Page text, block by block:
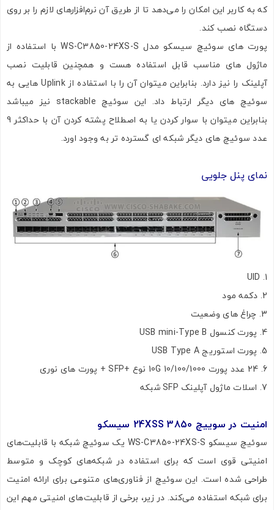
که به کاربر این امکان را می‌دهد تا از طریق آن نرم‌افزارهای لازم را بر روی
دستگاه نصب کند.
پورت های سوئیچ سیسکو مدل WS-C3850-24XS-S با استفاده از
ماژول های مناسب قابل استفاده هست و همچنین قابلیت نصب
آپلینک را نیز دارد. بنابراین میتوان آن را با استفاده از Uplink هایی به
سوئیچ های دیگر ارتباط داد. این سوئیچ stackable نیز میباشد
بنابراین میتوان با سوار کردن یا به اصطلاح پشته کردن آن با حداکثر 9
عدد سوئیچ های دیگر شبکه ای گسترده تر به وجود اورد.
نمای پنل جلویی
UID
دکمه مود
چراغ های وضعیت
پورت کنسول USB mini-Type B
پورت استوریج USB Type A
24 عدد پورت 10/100/1000 10G نوع +SFP + پورت های نوری
اسلات ماژول آپلینک SFP شبکه
امنیت در سوییچ 3850 24XSS سیسکو
سوئیچ سیسکو WS-C3850-24XS-S یک سوئیچ شبکه با قابلیت‌های
امنیتی قوی است که برای استفاده در شبکه‌های کوچک و متوسط
طراحی شده است. این سوئیچ از فناوری‌های متنوعی برای ارائه امنیت
برای شبکه استفاده می‌کند. در زیر، برخی از قابلیت‌های امنیتی مهم این